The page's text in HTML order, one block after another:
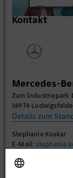
Wir
um
Kontakt
Mercedes-
Zum Industriepark
14974 Ludwigsfelde
Details zum
Stephanie Koskar
E-Mail: